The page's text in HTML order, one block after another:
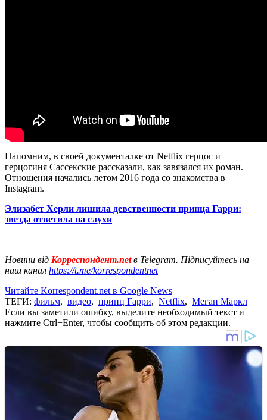
Напомним, в своей документалке от Netflix герцог и
герцогиня Сассекские рассказали, как завязался их роман.
Отношения начались летом 2016 года со знакомства в
Instagram.
Элизабет Херли лишила девственности принца Гарри:
звезда ответила на слухи
Новини від Корреспондент.netв Telegram. Підписуйтесь на
наш канал https://t.me/korrespondentnet
Читайте Korrespondent.net в Google News
ТЕГИ: фильм, видео, принц Гарри, Netflix, Меган Маркл
Если вы заметили ошибку, выделите необходимый текст и
нажмите Ctrl+Enter, чтобы сообщить об этом редакции.